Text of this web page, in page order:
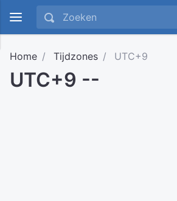
Home Tijdzones UTC+9
UTC+9 --